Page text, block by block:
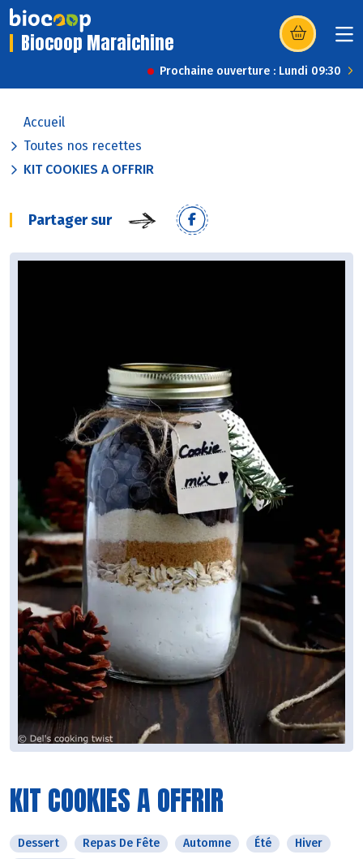
Biocoop Maraichine (s’ouvre dans
Prochaine ouverture : Lundi 09:30
Accueil
Toutes nos recettes
KIT COOKIES A OFFRIR
Partager sur
KIT COOKIES A OFFRIR
Dessert Repas De Fête Automne Été
Hiver